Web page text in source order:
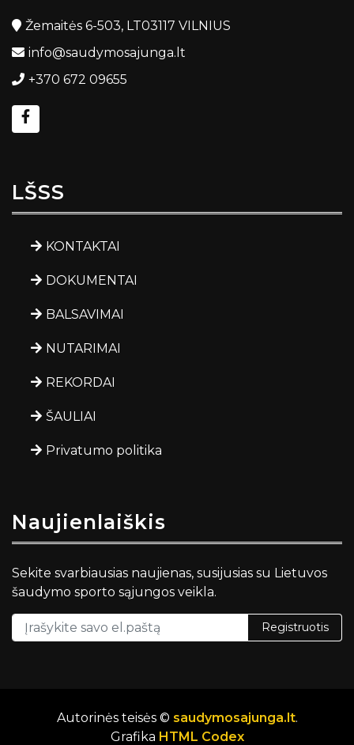
Žemaitės 6-503, LT03117 VILNIUS
info@saudymosajunga.lt
+370 672 09655
LŠSS
KONTAKTAI
DOKUMENTAI
BALSAVIMAI
NUTARIMAI
REKORDAI
ŠAULIAI
Privatumo politika
Naujienlaiškis
Sekite svarbiausias naujienas, susijusias su Lietuvos
šaudymo sporto sąjungos veikla.
Registruotis
Autorinės teisės © saudymosajunga.lt.
Grafika HTML Codex